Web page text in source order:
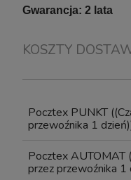
Gwarancja: 2 lata
KOSZTY
CENA NIE ZAWIERA
Pocztex PUNKT
przewoźnika 1
Pocztex AUTOMAT
przez przewoźnika 1